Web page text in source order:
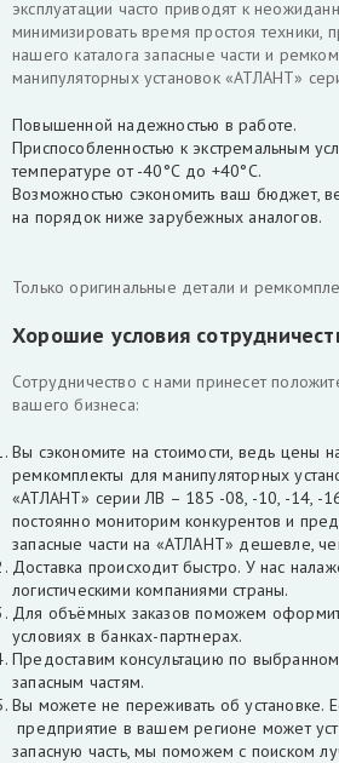
эксплуатации часто приводят к
минимизировать время простоя техники,
нашего каталога запасные части и
манипуляторных установок «АТЛАНТ»
Повышенной надежностью в работе.
Приспособленностью к экстремальным
температуре от -40°С до +40°С.
Возможностью сэкономить ваш бюджет,
на порядок ниже зарубежных аналогов.
Только оригинальные детали и
Хорошие условия
Сотрудничество с нами принесет
вашего бизнеса:
Вы сэкономите на стоимости, ведь цены
ремкомплекты для манипуляторных
«АТЛАНТ» серии ЛВ – 185 -08, -10, -14, -
постоянно мониторим конкурентов и
запасные части на «АТЛАНТ» дешевле,
Доставка происходит быстро. У нас
логистическими компаниями страны.
Для объёмных заказов поможем
условиях в банках-партнерах.
Предоставим консультацию по
запасным частям.
Вы можете не переживать об установке.
предприятие в вашем регионе может
запасную часть, мы поможем с поиском